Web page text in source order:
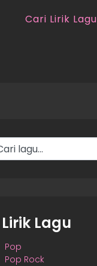
Cari Lirik Lagu
Lirik Lagu
Pop
Pop Rock